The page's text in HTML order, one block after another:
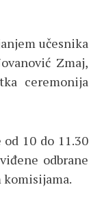
učesnika
Zmaj,
ceremonija
10 do 11.30
odbrane
komisijama.